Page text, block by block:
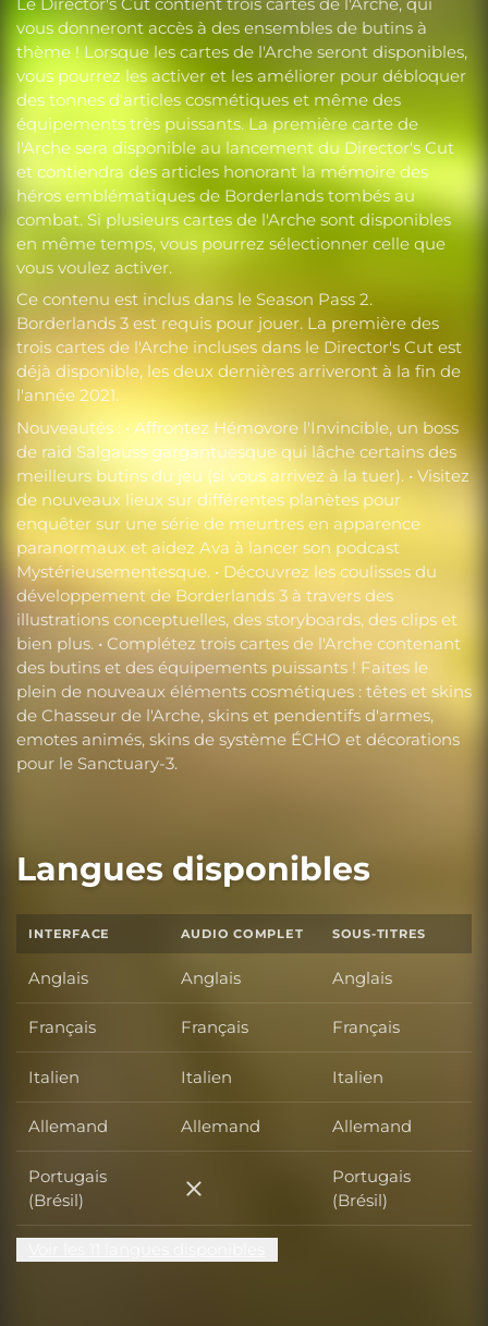
vous donneront accès à des ensembles de butins à
thème ! Lorsque les cartes de l'Arche seront disponibles,
vous pourrez les activer et les améliorer pour débloquer
des tonnes d'articles cosmétiques et même des
équipements très puissants. La première carte de
l'Arche sera disponible au lancement du Director's Cut
et contiendra des articles honorant la mémoire des
héros emblématiques de Borderlands tombés au
combat. Si plusieurs cartes de l'Arche sont disponibles
en même temps, vous pourrez sélectionner celle que
vous voulez activer.
Ce contenu est inclus dans le Season Pass 2.
Borderlands 3 est requis pour jouer. La première des
trois cartes de l'Arche incluses dans le Director's Cut est
déjà disponible, les deux dernières arriveront à la fin de
l'année 2021.
Nouveautés : • Affrontez Hémovore l'Invincible, un boss
de raid Salgauss gargantuesque qui lâche certains des
meilleurs butins du jeu (si vous arrivez à la tuer). • Visitez
de nouveaux lieux sur différentes planètes pour
enquêter sur une série de meurtres en apparence
paranormaux et aidez Ava à lancer son podcast
Mystérieusementesque. • Découvrez les coulisses du
développement de Borderlands 3 à travers des
illustrations conceptuelles, des storyboards, des clips et
bien plus. • Complétez trois cartes de l'Arche contenant
des butins et des équipements puissants ! Faites le
plein de nouveaux éléments cosmétiques : têtes et skins
de Chasseur de l'Arche, skins et pendentifs d'armes,
emotes animés, skins de système ÉCHO et décorations
pour le Sanctuary-3.
Langues disponibles
INTERFACE AUDIO COMPLET SOUS-TITRES
Anglais Anglais Anglais
Français Français Français
Italien Italien Italien
Allemand Allemand Allemand
Portugais
(Brésil)
Portugais (Brésil)
Portugais
(Brésil)